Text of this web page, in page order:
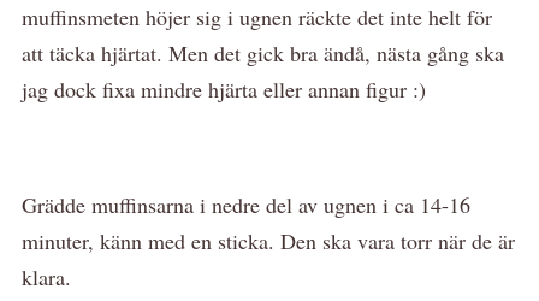
muffinsmeten höjer sig i ugnen räckte det inte helt för
att täcka hjärtat. Men det gick bra ändå, nästa gång ska
jag dock fixa mindre hjärta eller annan figur :)
Grädde muffinsarna i nedre del av ugnen i ca 14-16
minuter, känn med en sticka. Den ska vara torr när de är
klara.